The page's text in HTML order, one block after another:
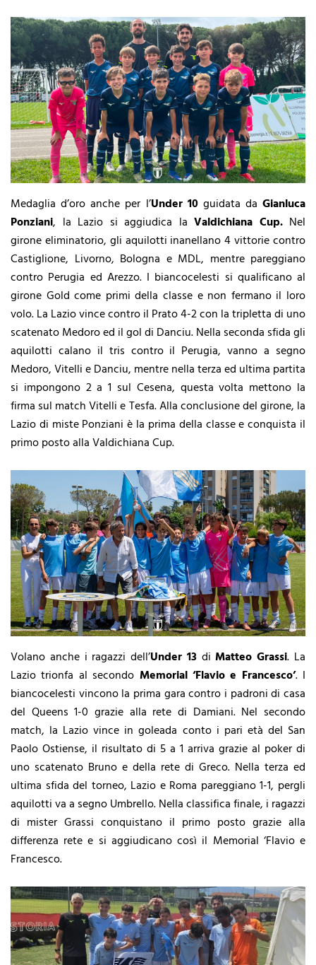
Medaglia d’oro anche per l’Under 10guidata da Gianluca
Ponziani, la Lazio si aggiudica la Valdichiana Cup.Nel
girone eliminatorio, gli aquilotti inanellano 4 vittorie contro
Castiglione, Livorno, Bologna e MDL, mentre pareggiano
contro Perugia ed Arezzo. I biancocelesti si qualificano al
girone Gold come primi della classe e non fermano il loro
volo. La Lazio vince contro il Prato 4-2 con la tripletta di uno
scatenato Medoro ed il gol di Danciu. Nella seconda sfida gli
aquilotti calano il tris contro il Perugia, vanno a segno
Medoro, Vitelli e Danciu, mentre nella terza ed ultima partita
si impongono 2 a 1 sul Cesena, questa volta mettono la
firma sul match Vitelli e Tesfa. Alla conclusione del girone, la
Lazio di miste Ponziani è la prima della classe e conquista il
primo posto alla Valdichiana Cup.
Volano anche i ragazzi dell’Under 13 diMatteo Grassi. La
Lazio trionfa al secondo Memorial ‘Flavio e Francesco’. I
biancocelesti vincono la prima gara contro i padroni di casa
del Queens 1-0 grazie alla rete di Damiani. Nel secondo
match, la Lazio vince in goleada conto i pari età del San
Paolo Ostiense, il risultato di 5 a 1 arriva grazie al poker di
uno scatenato Bruno e della rete di Greco. Nella terza ed
ultima sfida del torneo, Lazio e Roma pareggiano 1-1, pergli
aquilotti va a segno Umbrello. Nella classifica finale, i ragazzi
di mister Grassi conquistano il primo posto grazie alla
differenza rete e si aggiudicano così il Memorial ‘Flavio e
Francesco.